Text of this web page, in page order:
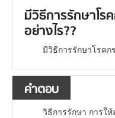
มีวิธีการรักษาโ
อย่างไร??
มีวิธีการรักษาโรคก
คำตอบ
วิธีการรักษา การใ